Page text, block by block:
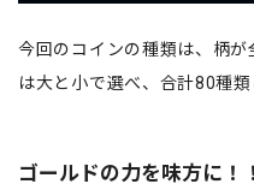
今回のコインの種類は、柄
は大と小で選べ、合計80種類
ゴールドの力を味方に！